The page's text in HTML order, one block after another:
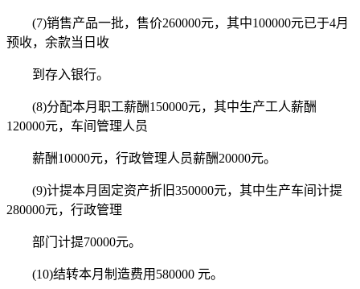
(7)销售产品一批，售价260000元，其中100000元已于4月
预收，余款当日收
到存入银行。
(8)分配本月职工薪酬150000元，其中生产工人薪酬
120000元，车间管理人员
薪酬10000元，行政管理人员薪酬20000元。
(9)计提本月固定资产折旧350000元，其中生产车间计提
280000元，行政管理
部门计提70000元。
(10)结转本月制造费用580000 元。